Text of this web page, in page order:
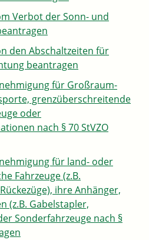
Verbot der Sonn- und
den Abschaltzeiten für
beantragen
für Großraum-
grenzüberschreitende
oder
nach § 70 StVZO
für land- oder
Fahrzeuge (z.B.
ihre Anhänger,
(z.B. Gabelstapler,
Sonderfahrzeuge nach §